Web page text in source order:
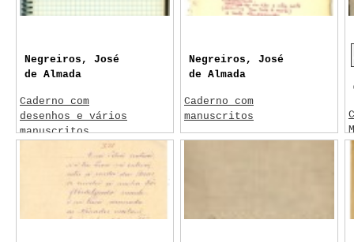
EULALIO"
Negreiros, José
de Almada
Caderno com
desenhos e vários
manuscritos
Picasso, Pablo
Negreiros, José
de Almada
Caderno com
manuscritos
1963